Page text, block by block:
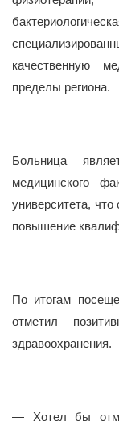
качественную
пределы региона.
Больница
медицинского
университета,
повышение
По итогам
отметил
здравоохранения.
— Хотел бы